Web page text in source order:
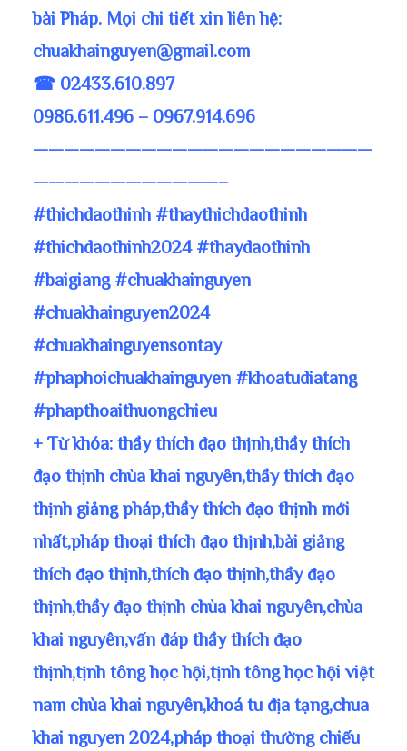
bài Pháp. Mọi chi tiết xin liên hệ:
chuakhainguyen@gmail.com
☎ 02433.610.897
0986.611.496 – 0967.914.696
——————————————————————
————————————–
#thichdaothinh #thaythichdaothinh
#thichdaothinh2024 #thaydaothinh
#baigiang #chuakhainguyen
#chuakhainguyen2024
#chuakhainguyensontay
#phaphoichuakhainguyen #khoatudiatang
#phapthoaithuongchieu
+ Từ khóa: thầy thích đạo thịnh,thầy thích
đạo thịnh chùa khai nguyên,thầy thích đạo
thịnh giảng pháp,thầy thích đạo thịnh mới
nhất,pháp thoại thích đạo thịnh,bài giảng
thích đạo thịnh,thích đạo thịnh,thầy đạo
thịnh,thầy đạo thịnh chùa khai nguyên,chùa
khai nguyên,vấn đáp thầy thích đạo
thịnh,tịnh tông học hội,tịnh tông học hội việt
nam chùa khai nguyên,khoá tu địa tạng,chua
khai nguyen 2024,pháp thoại thường chiếu